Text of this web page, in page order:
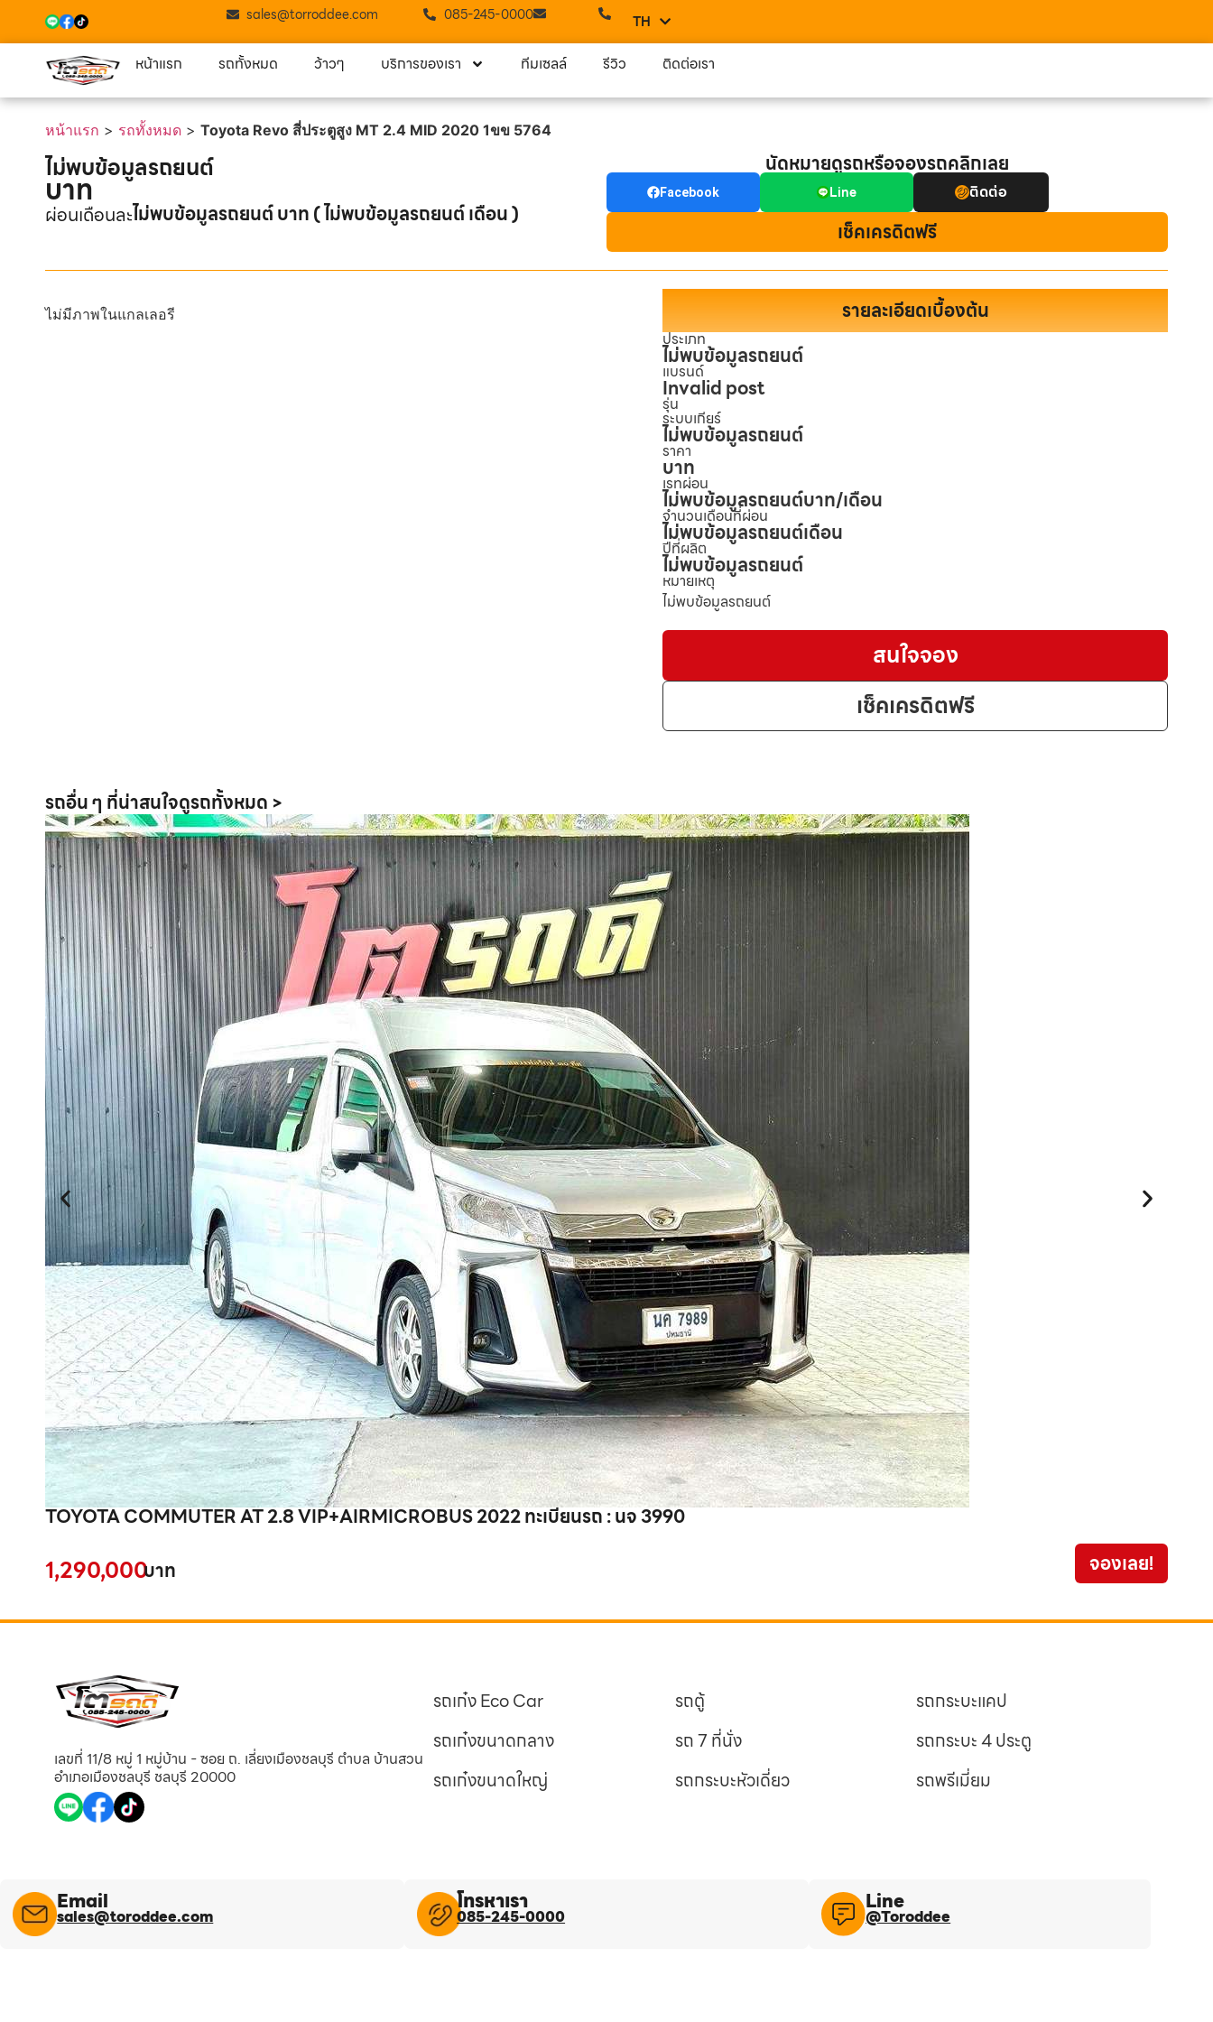
sales@torroddee.com 085-245-0000 TH
EN
หน้าแรก รถทั้งหมด ว้าวๆ บริการของเรา ทีมเซลล์ รีวิว ติดต่อเรา
หน้าแรก > รถทั้งหมด > Toyota Revo สี่ประตูสูง MT 2.4 MID 2020 1ขข 5764
ไม่พบข้อมูลรถยนต์
บาท
ผ่อนเดือนละไม่พบข้อมูลรถยนต์ บาท ( ไม่พบข้อมูลรถยนต์ เดือน )
นัดหมายดูรถหรือจองรถคลิกเลย
Facebook Line ติดต่อ
เช็คเครดิตฟรี
ไม่มีภาพในแกลเลอรี รายละเอียดเบื้องต้น
ประเภท
ไม่พบข้อมูลรถยนต์
แบรนด์
Invalid post
รุ่น
ระบบเกียร์
ไม่พบข้อมูลรถยนต์
ราคา
บาท
เรทผ่อน
ไม่พบข้อมูลรถยนต์บาท/เดือน
จำนวนเดือนที่ผ่อน
ไม่พบข้อมูลรถยนต์เดือน
ปีที่ผลิต
ไม่พบข้อมูลรถยนต์
หมายเหตุ
ไม่พบข้อมูลรถยนต์
สนใจจอง
เช็คเครดิตฟรี
รถอื่น ๆ ที่น่าสนใจดูรถทั้งหมด >
TOYOTA COMMUTER AT 2.8 VIP+AIRMICROBUS 2022 ทะเบียนรถ : นจ 3990
1,290,000บาท จองเลย!
เลขที่ 11/8 หมู่ 1 หมู่บ้าน - ซอย ถ. เลี่ยงเมืองชลบุรี ตำบล บ้านสวน
อำเภอเมืองชลบุรี ชลบุรี 20000
รถเก๋ง Eco Car
รถเก๋งขนาดกลาง
รถเก๋งขนาดใหญ่
รถตู้
รถ 7 ที่นั่ง
รถกระบะหัวเดี่ยว
รถกระบะแคป
รถกระบะ 4 ประตู
รถพรีเมี่ยม
Email
sales@toroddee.com
โทรหาเรา
085-245-0000
Line​
@Toroddee​